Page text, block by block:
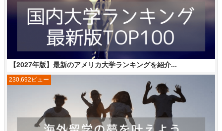
【2027年版】最新のアメリカ大学ランキングを紹介...
230,692ビュー